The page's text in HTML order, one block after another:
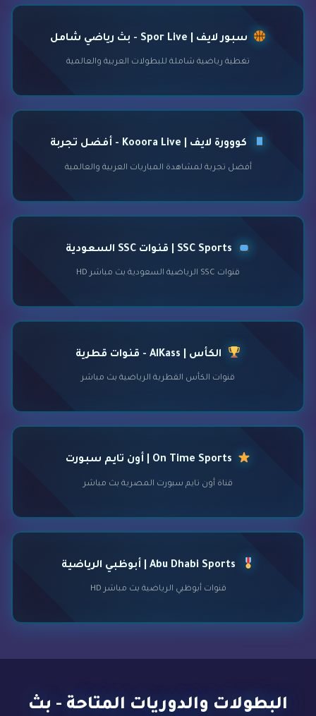
سبور لايف | Spor Live - بث رياضي شامل
تغطية رياضية شاملة للبطولات العربية والعالمية
كووورة لايف | Kooora Live - أفضل تجربة
أفضل تجربة لمشاهدة المباريات العربية والعالمية
قنوات SSC الرياضية السعودية بث مباشر HD
الكأس | AlKass - قنوات قطرية
قنوات الكأس القطرية الرياضية بث مباشر
قناة أون تايم سبورت المصرية بث مباشر
قنوات أبوظبي الرياضية بث مباشر HD
البطولات والدوريات المتاحة - بث